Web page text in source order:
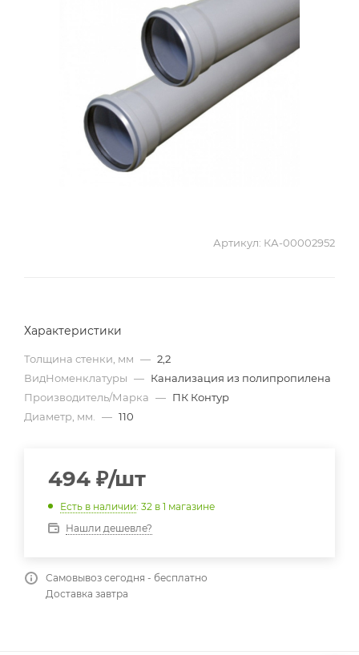
Артикул: КА-00002952
Характеристики
Толщина стенки, мм — 2,2
ВидНоменклатуры — Канализация из полипропилена
Производитель/Марка — ПК Контур
Диаметр, мм.
— 110
494 ₽/шт
Есть в наличии: 32 в 1 магазине
Нашли дешевле?
Самовывоз сегодня - бесплатно
Доставка завтра